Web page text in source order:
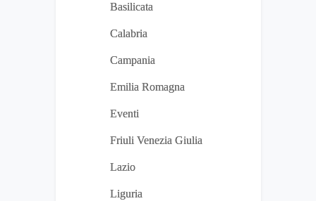
Basilicata
Calabria
Campania
Emilia Romagna
Eventi
Friuli Venezia Giulia
Lazio
Liguria